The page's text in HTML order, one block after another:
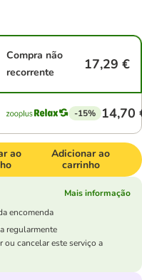
Compra não
recorrente
17,29 €
-15% 14,70
ao
Adicionar ao
carrinho
Mais informação
encomenda
regularmente
ou cancelar este serviço a